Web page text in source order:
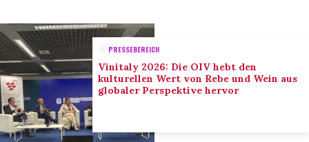
PRESSEBEREICH
Vinitaly 2026: Die OIV hebt den
kulturellen Wert von Rebe und Wein aus
globaler Perspektive hervor